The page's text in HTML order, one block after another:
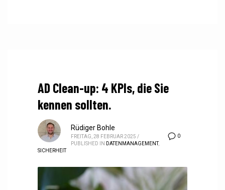
AD Clean-up: 4 KPIs, die Sie
kennen sollten.
0
Rüdiger Bohle
FREITAG, 28 FEBRUAR 2025 /
PUBLISHED IN DATENMANAGEMENT,
SICHERHEIT